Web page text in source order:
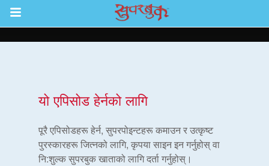
Return to Content
यो एपिसोड हेर्नको लागि
पूरै एपिसोडहरू हेर्न, सुपरपोइन्टहरू कमाउन र उत्कृष्ट
पुरस्कारहरू जित्नको लागि, कृपया साइन इन गर्नुहोस् वा
नि:शुल्क सुपरबुक खाताको लागि दर्ता गर्नुहोस्।